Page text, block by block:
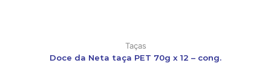
Taças
Doce da Neta taça PET 70g x 12 – cong.